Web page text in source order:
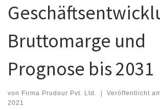
Bruttomarge und
Prognose bis 2031
von Firma Prudour Pvt. Ltd. Veröffentlicht
2021